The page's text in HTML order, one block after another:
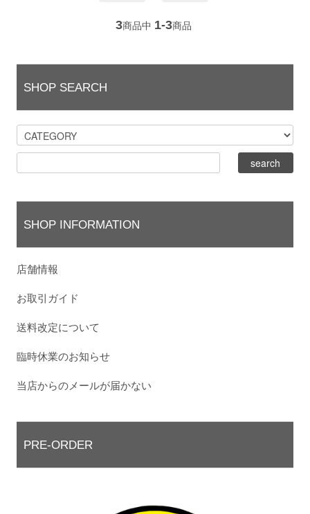
3商品中 1-3商品
SHOP SEARCH
SHOP INFORMATION
店舗情報
お取引ガイド
送料改定について
臨時休業のお知らせ
当店からのメールが届かない
PRE-ORDER